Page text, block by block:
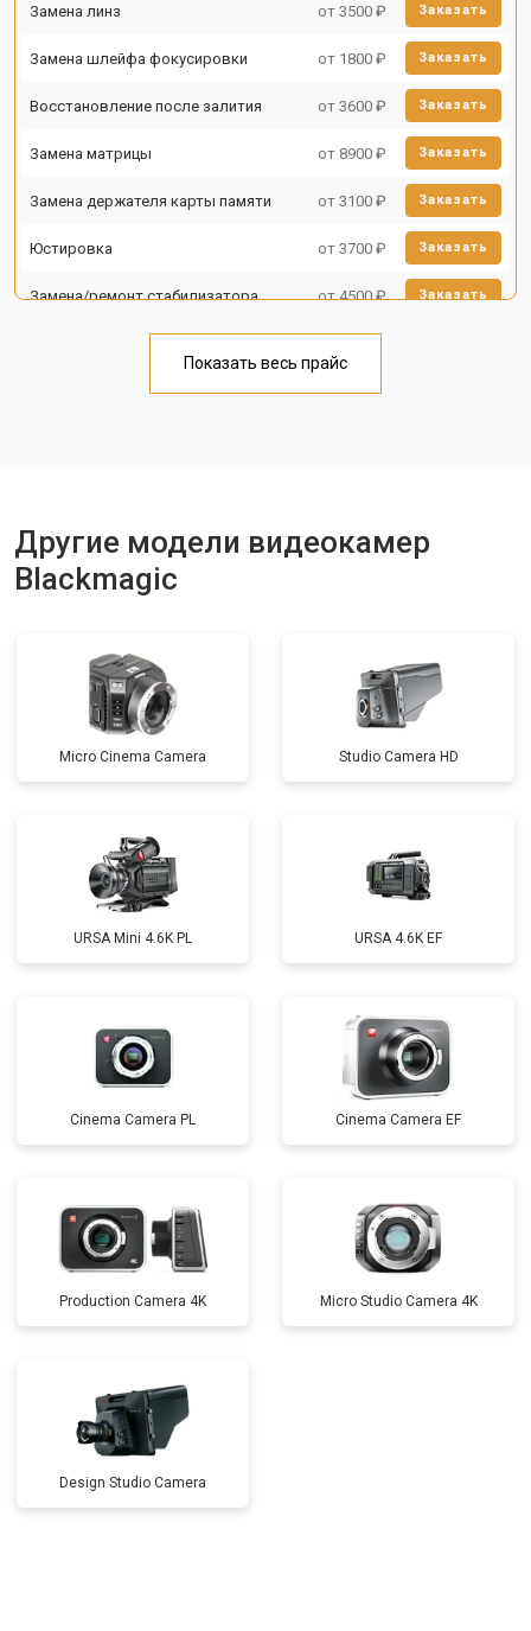
Замена линз от 3500 ₽ Заказать
Замена шлейфа фокусировки от 1800 ₽ Заказать
Восстановление после залития от 3600 ₽ Заказать
Замена матрицы от 8900 ₽ Заказать
Замена держателя карты памяти от 3100 ₽ Заказать
Юстировка от 3700 ₽ Заказать
Замена/ремонт стабилизатора от 4500 ₽ Заказать
Показать весь прайс
Другие модели видеокамер
Blackmagic
Micro Cinema Camera Studio Camera HD
URSA Mini 4.6K PL URSA 4.6K EF
Cinema Camera PL Cinema Camera EF
Production Camera 4K Micro Studio Camera 4K
Design Studio Camera